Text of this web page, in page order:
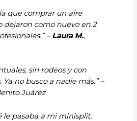
que comprar un aire
dejaron como nuevo en 2
– Laura M.,
sin rodeos y con
Ya no busco a nadie más.” –
Juárez
le pasaba a mi minisplit,